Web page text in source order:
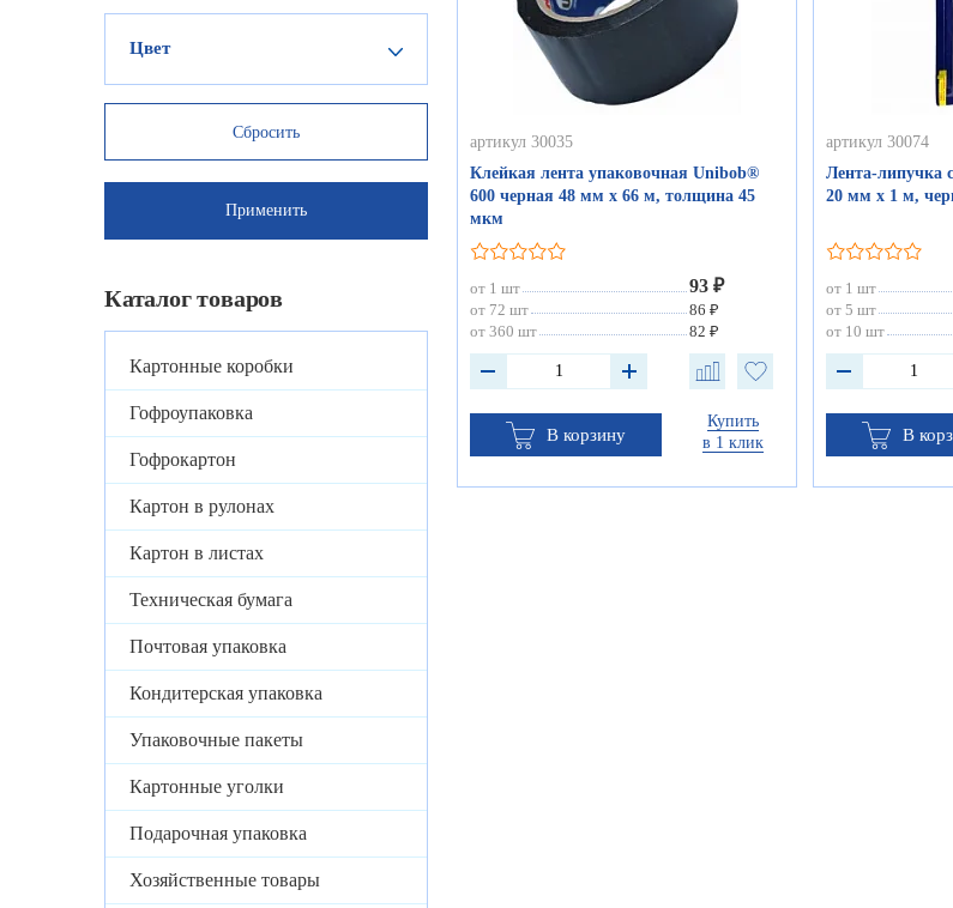
Цвет
Каталог товаров
Картонные коробки
Гофроупаковка
Гофрокартон
Картон в рулонах
Картон в листах
Техническая бумага
Почтовая упаковка
Кондитерская упаковка
Упаковочные пакеты
Картонные уголки
Подарочная упаковка
Хозяйственные товары
артикул 30035
Клейкая лента упаковочная Unibob®
600 черная 48 мм х 66 м, толщина 45
мкм
от 1 шт 93 ₽
от 72 шт
86 ₽
от 360 шт
82 ₽
В корзину
Купить
в 1 клик
артикул 30074
Лента-липучка
20 мм х 1 м,
от 1 шт
от 5 шт
от 10 шт
В